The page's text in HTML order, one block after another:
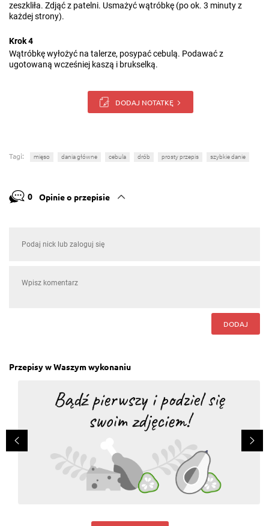
zeszkliła. Zdjąć z patelni. Usmażyć wątróbkę (po ok. 3 minuty z
każdej strony).
Krok 4
Wątróbkę wyłożyć na talerze, posypać cebulą. Podawać z
ugotowaną wcześniej kaszą i brukselką.
DODAJ NOTATKĘ
Tagi: mięso dania główne cebula drób prosty przepis szybkie danie
0 Opinie o przepisie
DODAJ
Przepisy w Waszym wykonaniu